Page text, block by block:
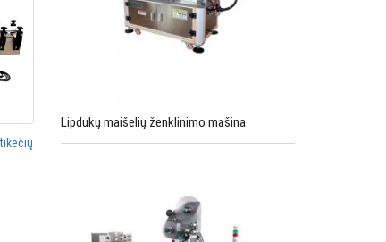
Lipdukų maišelių ženklinimo mašina